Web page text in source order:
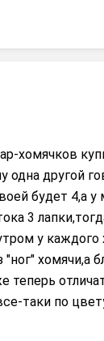
хомячков
одна другой
будет 4,а у
3
у каждого
хомячи,а
таки по